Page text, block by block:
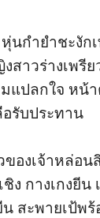
นกำยำชะงัก
สาวร่างเพรี
แปลกใจ หน้
รับประทาน
ของเจ้าหล่อน
ง กางเกงยีน
สะพายเป้พ